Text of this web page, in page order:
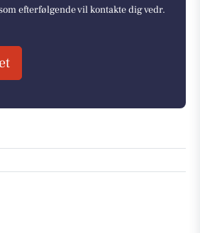
efterfølgende vil kontakte dig vedr.